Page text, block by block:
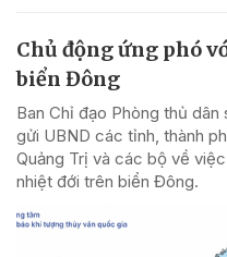
Chủ động ứng phó
biển Đông
Ban Chỉ đạo Phòng thủ
gửi UBND các tỉnh, thành
Quảng Trị và các bộ về
nhiệt đới trên biển Đông.